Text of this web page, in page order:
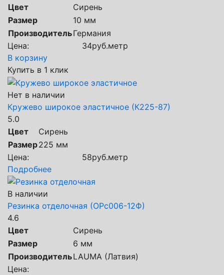
Цвет
Сирень
Размер
10 мм
ПроизводительГермания
Цена:
34руб.метр
В корзину
Купить в 1 клик
Нет в наличии
Кружево широкое эластичное (К225-87)
5.0
Цвет
Сирень
Размер225 мм
Цена:
58руб.метр
Подробнее
В наличии
Резинка отделочная (ОРс006-12Ф)
4.6
Цвет
Сирень
Размер
6 мм
ПроизводительLAUMA (Латвия)
Цена: